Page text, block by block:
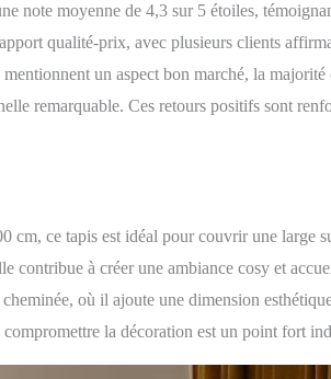
note moyenne de 4,3 sur 5 étoiles,
qualité-prix, avec plusieurs clients
un aspect bon marché, la
remarquable. Ces retours positifs sont
cm, ce tapis est idéal pour couvrir une large
contribue à créer une ambiance cosy et
où il ajoute une dimension
compromettre la décoration est un point fort